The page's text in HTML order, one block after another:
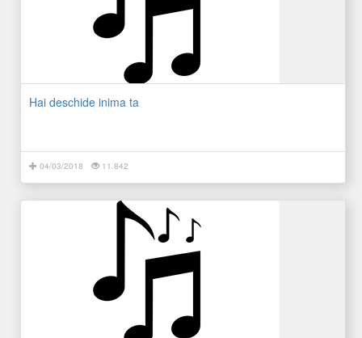
Hai deschide inima ta
04/03/2018 11.842